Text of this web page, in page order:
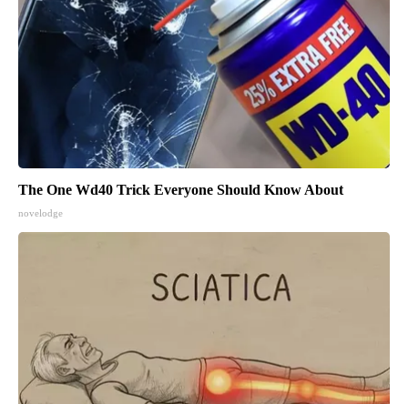
The One Wd40 Trick Everyone Should Know About
novelodge